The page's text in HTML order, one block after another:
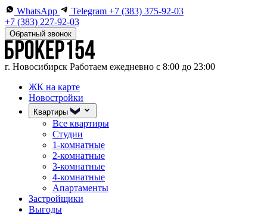
WhatsApp Telegram +7 (383) 375-92-03
+7 (383) 227-92-03
Обратный звонок
г. Новосибирск Работаем ежедневно с 8:00 до 23:00
ЖК на карте
Новостройки
Квартиры
Все квартиры
Студии
1-комнатные
2-комнатные
3-комнатные
4-комнатные
Апартаменты
Застройщики
Выгоды